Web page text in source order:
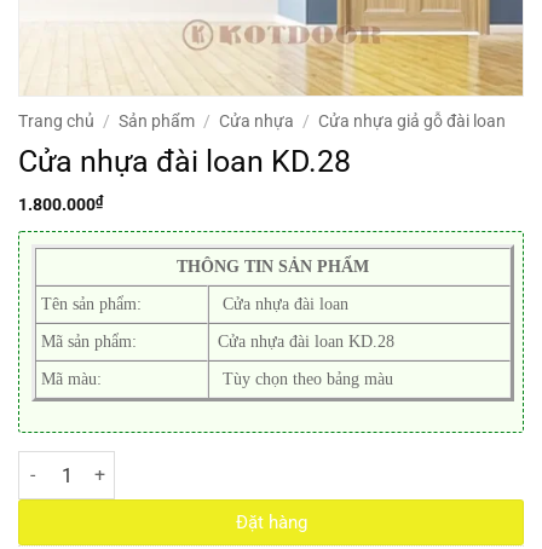
Trang chủ / Sản phẩm / Cửa nhựa / Cửa nhựa giả gỗ đài loan
Cửa nhựa đài loan KD.28
1.800.000₫
THÔNG TIN SẢN PHẨM
Tên sản phẩm: Cửa nhựa đài loan
Mã sản phẩm: Cửa nhựa đài loan KD.28
Mã màu: Tùy chọn theo bảng màu
Cửa nhựa đài loan KD.28 số lượng
Đặt hàng